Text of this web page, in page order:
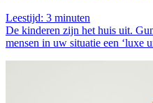
Leestijd: 3 minuten
De kinderen zijn het huis uit.
mensen in uw situatie een ‘luxe